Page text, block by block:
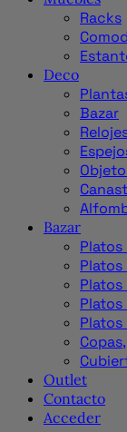
Racks
Deco
Bazar
Bazar
Platos
Platos
Platos
Platos
Outlet
Contacto
Acceder